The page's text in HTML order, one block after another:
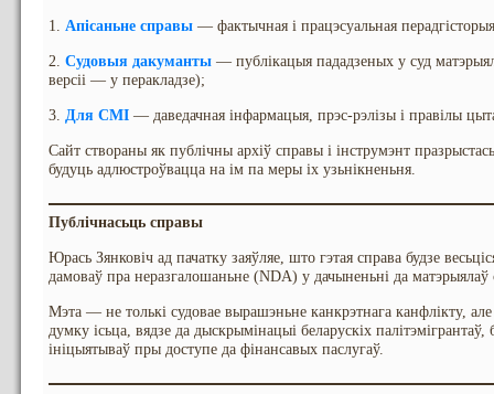
1. Апісаньне справы — фактычная і працэсуальная
2. Судовыя дакуманты — публікацыя пададзеных у суд
версіі — у перакладзе);
3. Для СМІ — даведачная інфармацыя, прэс-рэлізы і правілы
Сайт створаны як публічны архіў справы і інструмэнт
будуць адлюстроўвацца на ім па меры іх узьнікненьня.
Публічнасьць справы
Юрась Зянковіч ад пачатку заяўляе, што гэтая справа будзе
дамоваў пра неразгалошаньне (NDA) у дачыненьні да матэрыялаў
Мэта — не толькі судовае вырашэньне канкрэтнага канфлікту,
думку ісьца, вядзе да дыскрымінацыі беларускіх
ініцыятываў пры доступе да фінансавых паслугаў.